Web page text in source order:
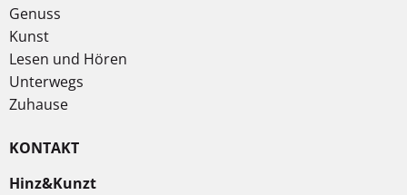
Genuss
Kunst
Lesen und Hören
Unterwegs
Zuhause
KONTAKT
Hinz&Kunzt